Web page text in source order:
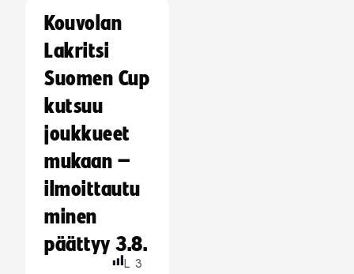
Kouvolan
Lakritsi
Suomen Cup
kutsuu
joukkueet
mukaan –
ilmoittautu
minen
päättyy 3.8.
L 3